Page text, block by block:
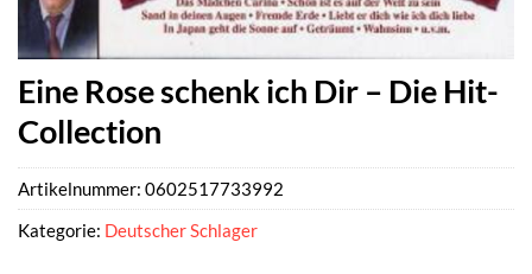
Eine Rose schenk ich Dir – Die Hit-
Collection
Artikelnummer: 0602517733992
Kategorie: Deutscher Schlager